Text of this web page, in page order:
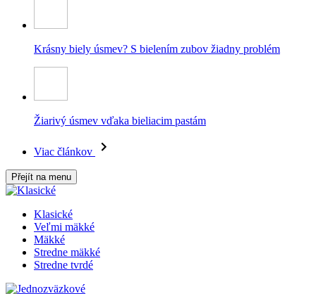
Krásny biely úsmev? S bielením zubov žiadny problém
Žiarivý úsmev vďaka bieliacim pastám
Viac článkov
Přejít na menu
Klasické
Veľmi mäkké
Mäkké
Stredne mäkké
Stredne tvrdé